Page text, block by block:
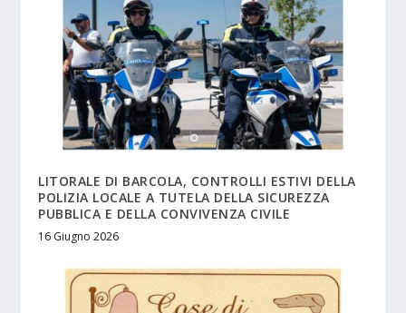
LITORALE DI BARCOLA, CONTROLLI ESTIVI DELLA
POLIZIA LOCALE A TUTELA DELLA SICUREZZA
PUBBLICA E DELLA CONVIVENZA CIVILE
16 Giugno 2026